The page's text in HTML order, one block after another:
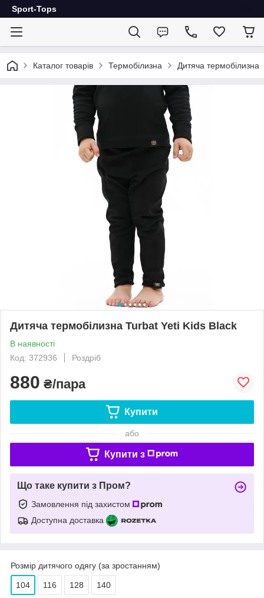
Sport-Tops
Каталог товарів Термобілизна Дитяча термобілизна
Дитяча термобілизна Turbat Yeti Kids Black
В наявності
Код: 372936
Роздріб
880 ₴/пара
Купити
або
Купити з
Що таке купити з Пром?
Замовлення під захистом
Доступна доставка
Розмір дитячого одягу (за зростанням)
104 116 128 140